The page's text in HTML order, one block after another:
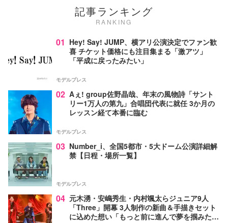
記事ランキング
RANKING
01 Hey! Say! JUMP、横アリ公演決定でファン歓
喜 チケット価格にも注目集まる「激アツ」
「平成に戻ったみたい」
モデルプレス
02 Aぇ! group佐野晶哉、年末の風物詩「サント
リー1万人の第九」合唱団代表に就任 3か月の
レッスン経て本番に臨む
モデルプレス
03 Number_i、全国5都市・5大ドーム公演詳細解
禁【日程・場所一覧】
モデルプレス
04 元木湧・安嶋秀生・内村颯太らジュニア9人
「Three」開幕 3人制作の新曲＆手描きセット
に込めた想い「もっと前に進んで夢を掴みた